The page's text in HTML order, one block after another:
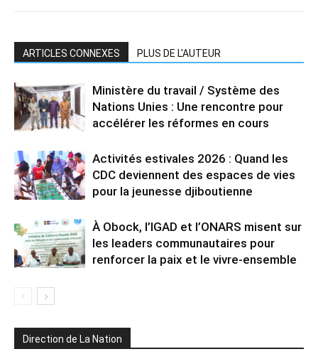
ARTICLES CONNEXES PLUS DE L'AUTEUR
Ministère du travail / Système des
Nations Unies : Une rencontre pour
accélérer les réformes en cours
Activités estivales 2026 : Quand les
CDC deviennent des espaces de vies
pour la jeunesse djiboutienne
À Obock, l’IGAD et l’ONARS misent sur
les leaders communautaires pour
renforcer la paix et le vivre-ensemble
Direction de La Nation